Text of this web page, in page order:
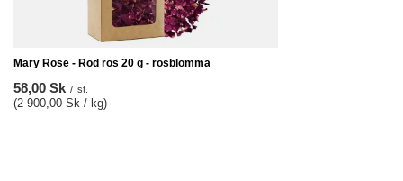
Mary Rose - Röd ros 20 g - rosblomma
58,00 Sk / st.
(2 900,00 Sk / kg)